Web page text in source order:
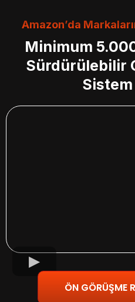
Amazon’da
Minimum
Sürdürülebilir
ÖN GÖRÜŞME